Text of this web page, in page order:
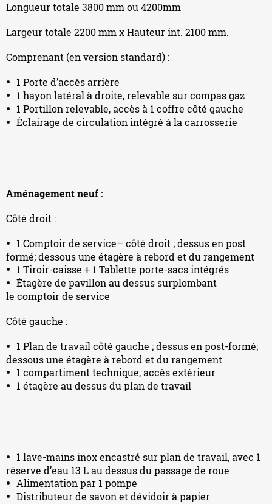
Longueur totale 3800 mm ou 4200mm
Largeur totale 2200 mm x Hauteur int. 2100 mm.
Comprenant (en version standard) :
1 Porte d’accès arrière
1 hayon latéral à droite, relevable sur compas gaz
1 Portillon relevable, accès à 1 coffre côté gauche
Éclairage de circulation intégré à la carrosserie
Aménagement neuf :
Côté droit :
1 Comptoir de service– côté droit ; dessus en post
formé; dessous une étagère à rebord et du rangement
1 Tiroir-caisse + 1 Tablette porte-sacs intégrés
Étagère de pavillon au dessus surplombant
le comptoir de service
Côté gauche :
1 Plan de travail côté gauche ; dessus en post-formé;
dessous une étagère à rebord et du rangement
1 compartiment technique, accès extérieur
1 étagère au dessus du plan de travail
1 lave-mains inox encastré sur plan de travail, avec 1
réserve d’eau 13 L au dessus du passage de roue
Alimentation par 1 pompe
Distributeur de savon et dévidoir à papier